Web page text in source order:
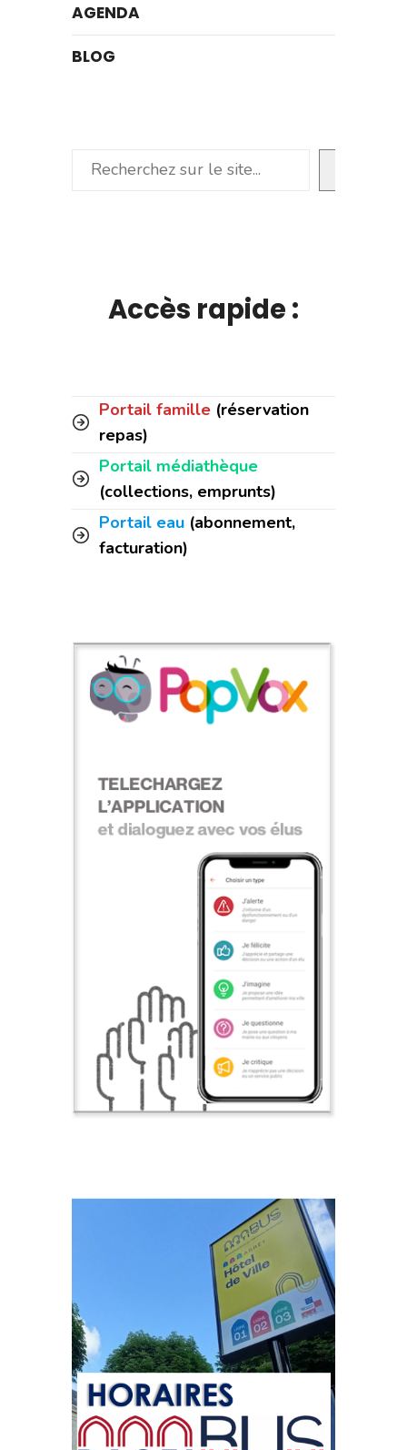
AGENDA
BLOG
Rechercher
Accès rapide :
Portail famille (réservation
repas)
Portail médiathèque
(collections, emprunts)
Portail eau (abonnement,
facturation)